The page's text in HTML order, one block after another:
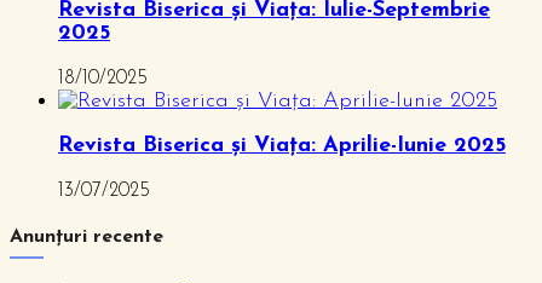
Revista Biserica și Viața: Iulie-Septembrie
2025
18/10/2025
Revista Biserica și Viața: Aprilie-Iunie 2025
13/07/2025
Anunțuri recente